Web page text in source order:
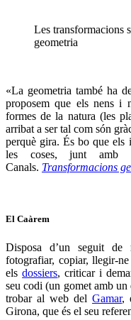
Les transformacions
geometria
«La geometria també ha
proposem que els nens i
formes de la natura (les
arribat a ser tal com són
perquè gira. És bo que els
les coses, junt amb
Canals. Transformacions
El Caàrem
Disposa d’un seguit de
fotografiar, copiar, llegir-
elsdossiers, criticar i
seu codi (un gomet amb
trobar al web del Gamar,
Girona, que és el seu